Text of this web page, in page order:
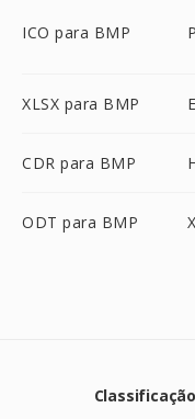
ICO para BMP
XLSX para BMP
CDR para BMP
ODT para BMP